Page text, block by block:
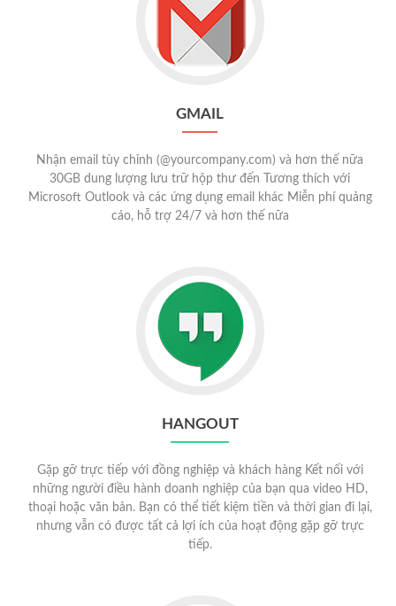
GMAIL
Nhận email tùy chỉnh (@yourcompany.com) và hơn thế nữa
30GB dung lượng lưu trữ hộp thư đến Tương thích với
Microsoft Outlook và các ứng dụng email khác Miễn phí quảng
cáo, hỗ trợ 24/7 và hơn thế nữa
HANGOUT
Gặp gỡ trực tiếp với đồng nghiệp và khách hàng Kết nối với
những người điều hành doanh nghiệp của bạn qua video HD,
thoại hoặc văn bản. Bạn có thể tiết kiệm tiền và thời gian đi lại,
nhưng vẫn có được tất cả lợi ích của hoạt động gặp gỡ trực
tiếp.